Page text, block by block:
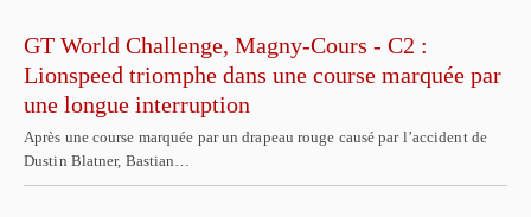
GT World Challenge, Magny-Cours - C2 :
Lionspeed triomphe dans une course marquée par
une longue interruption
Après une course marquée par un drapeau rouge causé par l’accident de
Dustin Blatner, Bastian…